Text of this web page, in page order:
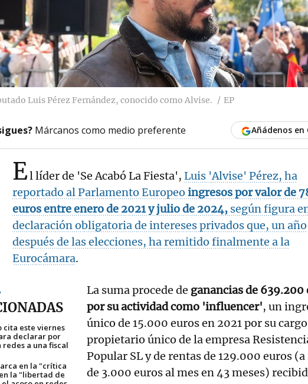
Luis Pérez Fernández, conocido como Alvise. EP
Márcanos como medio preferente Añádenos en
El líder de 'Se Acabó La Fiesta', Luis 'Alvise' Pérez, ha
reportado al Parlamento Europeo ingresos por valor de
euros entre enero de 2021 y julio de 2024, según figura
declaración obligatoria de intereses privados que, un año
después de las elecciones, ha remitido finalmente a la
Eurocámara.
cita este viernes
declarar por
redes a una fiscal
en la "crítica
la "libertad de
La suma procede de ganancias de 639.200
por su actividad como 'influencer', un
único de 15.000 euros en 2021 por su
propietario único de la empresa
Popular SL y de rentas de 129.000 euros
de 3.000 euros al mes en 43 meses)